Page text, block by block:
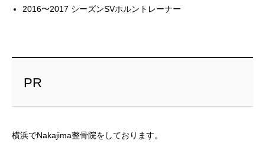
2016〜2017 シーズンSVホルントレーナー
PR
横浜でNakajima整骨院をしております。